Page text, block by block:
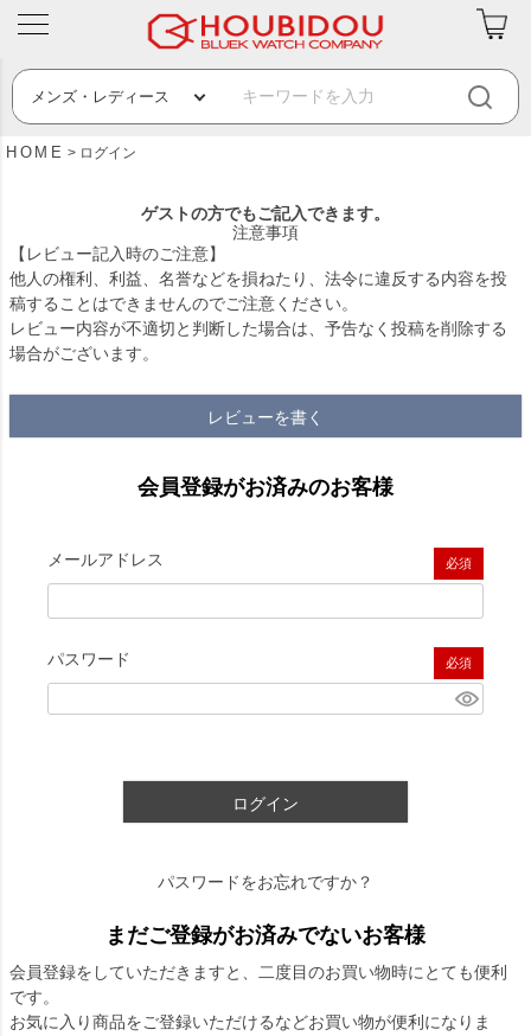
HOME ログイン
ゲストの方でもご記入できます。
注意事項
【レビュー記入時のご注意】
他人の権利、利益、名誉などを損ねたり、法令に違反する内容を投
稿することはできませんのでご注意ください。
レビュー内容が不適切と判断した場合は、予告なく投稿を削除する
場合がございます。
レビューを書く
会員登録がお済みのお客様
メールアドレス
(必須)
パスワード
(必須)
ログイン
パスワードをお忘れですか？
まだご登録がお済みでないお客様
会員登録をしていただきますと、二度目のお買い物時にとても便利
です。
お気に入り商品をご登録いただけるなどお買い物が便利になりま